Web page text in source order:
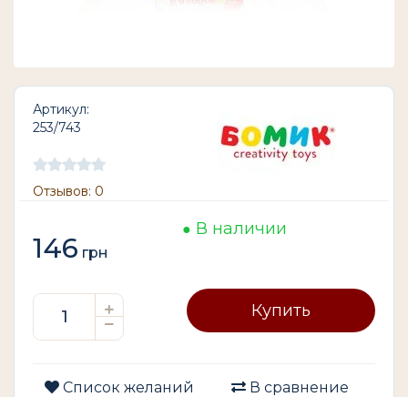
Артикул:
253/743
Отзывов: 0
146 грн
В наличии
Купить
Список желаний В сравнение